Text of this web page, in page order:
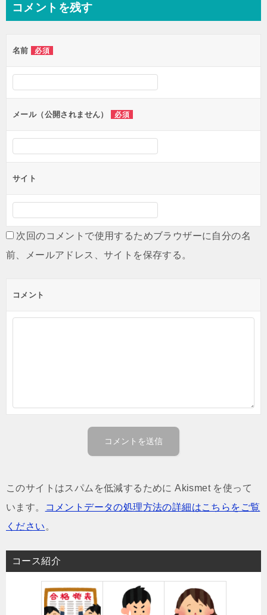
ビ
ー
シ
ョ
ン
コメントを残す
名前 必須
メール（公開されません） 必須
サイト
次回のコメントで使用するためブラウザーに自分の名
前、メールアドレス、サイトを保存する。
コメント
このサイトはスパムを低減するために Akismet を使って
います。
コメントデータの処理方法の詳細はこちらをご覧
ください 。
コース紹介